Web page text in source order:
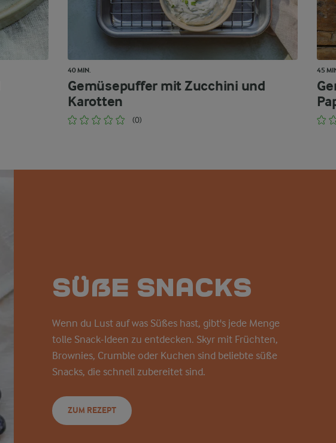
40 MIN.
Gemüsepuffer mit Zucchini und
Karotten
(0)
45
Süße Snacks
Wenn du Lust auf was Süßes hast, gibt's jede Menge
tolle Snack-Ideen zu entdecken. Skyr mit Früchten,
Brownies, Crumble oder Kuchen sind beliebte süße
Snacks, die schnell zubereitet sind.
ZUM REZEPT